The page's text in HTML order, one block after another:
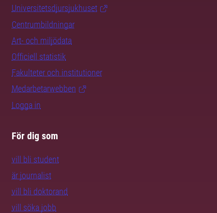
Universitetsdjursjukhuset
Centrumbildningar
Art- och miljödata
Officiell statistik
Fakulteter och institutioner
Medarbetarwebben
Logga in
För dig som
vill bli student
är journalist
vill bli doktorand
vill söka jobb